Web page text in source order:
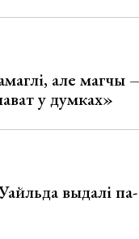
але магчы
у думках»
выдалі па-